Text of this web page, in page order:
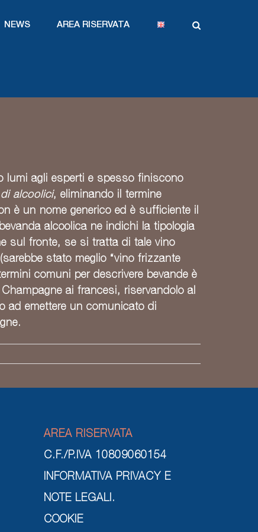
NEWS AREA RISERVATA
lumi agli esperti e spesso finiscono
alcoolici, eliminando il termine
è un nome generico ed è sufficiente il
alcoolica ne indichi la tipologia
sul fronte, se si tratta di tale vino
stato meglio “vino frizzante
comuni per descrivere bevande è
ai francesi, riservandolo al
emettere un comunicato di
AREA RISERVATA
C.F./P.IVA 10809060154
INFORMATIVA PRIVACY E
NOTE LEGALI.
COOKIE